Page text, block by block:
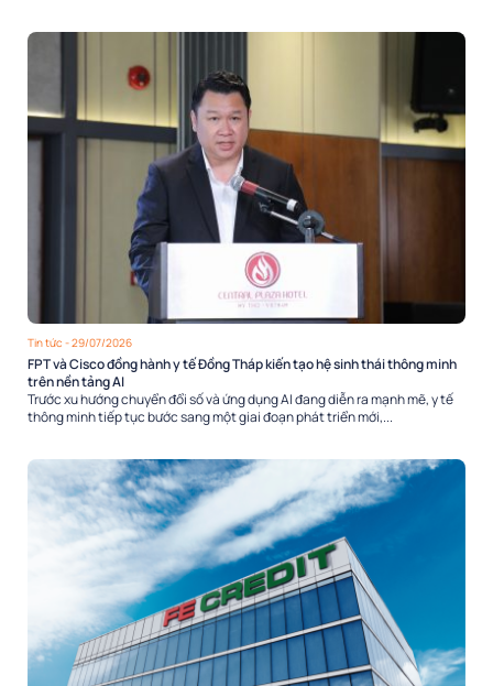
Tin tức - 29/07/2026
FPT và Cisco đồng hành y tế Đồng Tháp kiến tạo hệ sinh thái thông minh
trên nền tảng AI
Trước xu hướng chuyển đổi số và ứng dụng AI đang diễn ra mạnh mẽ, y tế
thông minh tiếp tục bước sang một giai đoạn phát triển mới,...